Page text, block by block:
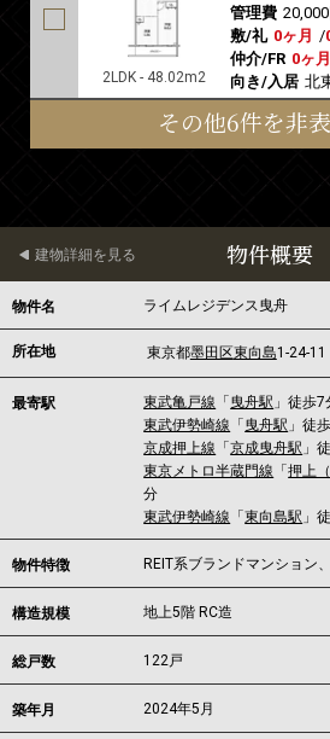
2LDK - 48.02m2
管理費
敷/礼 0ヶ月 /
仲介/FR 0ヶ月
向き/入居 北
その他6件を非
物件概要
建物詳細を見る
物件名 ライムレジデンス曳舟
所在地 東京都墨田区東向島1-24-11
最寄駅 東武亀戸線 「 曳舟駅 」徒歩7
東武伊勢崎線 「 曳舟駅 」徒
京成押上線 「京成曳舟駅 」
東京メトロ半蔵門線 「押上
分
東武伊勢崎線 「東向島駅 」
物件特徴 REIT系ブランドマンション
構造規模 地上5階 RC造
総戸数 122戸
築年月 2024年5月